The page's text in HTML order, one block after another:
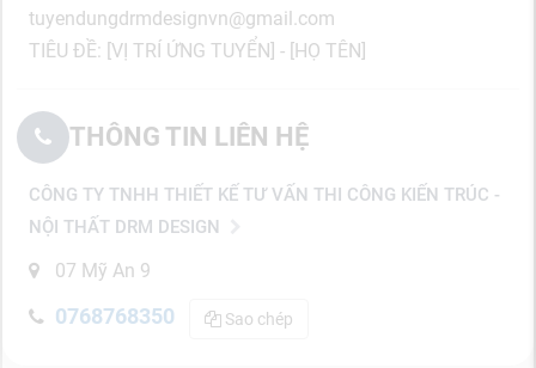
tuyendungdrmdesignvn@gmail.com
TIÊU ĐỀ: [VỊ TRÍ ỨNG TUYỂN] - [HỌ TÊN]
THÔNG TIN LIÊN HỆ
CÔNG TY TNHH THIẾT KẾ TƯ VẤN THI CÔNG KIẾN TRÚC -
NỘI THẤT DRM DESIGN
07 Mỹ An 9
0768768350 Sao chép